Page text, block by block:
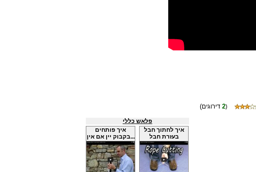
2)
פלאש כללי
איך פותחים
בקבוק יין אם אין...
איך לחתוך חבל
בעזרת חבל